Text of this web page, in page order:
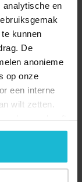
analytische en
kunnen
De
anonieme
op onze
een interne
wilt zetten.
cookies via
van Hees
informatie
van de
de Utrechtse